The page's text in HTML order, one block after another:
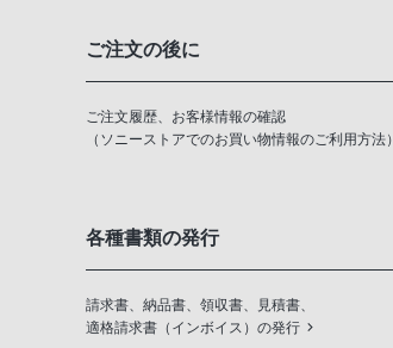
ご注文の後に
ご注文履歴、お客様情報の確認
（ソニーストアでのお買い物情報のご利用方法）
各種書類の発行
請求書、納品書、領収書、見積書、
適格請求書（インボイス）の発行